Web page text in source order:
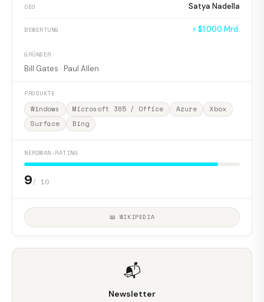
CEO Satya Nadella
BEWERTUNG > $1.000 Mrd.
GRÜNDER
Bill Gates · Paul Allen
PRODUKTE
Windows Microsoft 365 / Office Azure
Xbox
Surface
Bing
NERDMAN-RATING
9/ 10
📖 WIKIPEDIA
📬
Newsletter